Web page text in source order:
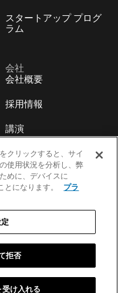
スタートアップ プログ
ラム
会社
会社概要
採用情報
講演
イベント
開発者ブログ
通知事項
クリックすると、サイ
使用状況を分析し、弊
めに、デバイスに
とになります。
プラ
拒否
け入れる